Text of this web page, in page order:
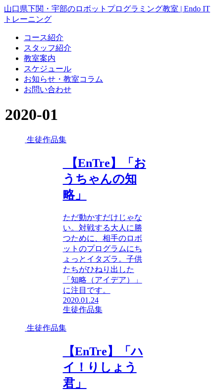
山口県下関・宇部のロボットプログラミング教室 | Endo IT
トレーニング
コース紹介
スタッフ紹介
教室案内
スケジュール
お知らせ・教室コラム
お問い合わせ
2020-01
生徒作品集
【EnTre】「お
うちゃんの知
略」
ただ動かすだけじゃな
い。対戦する大人に勝
つために、相手のロボ
ットのプログラムにち
ょっとイタズラ。子供
たちがひねり出した
「知略（アイデア）」
に注目です。
2020.01.24
生徒作品集
生徒作品集
【EnTre】「ハ
イ！りしょう
君」